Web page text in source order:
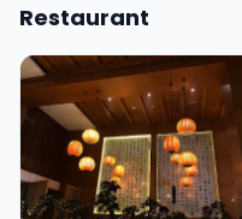
Restaurant